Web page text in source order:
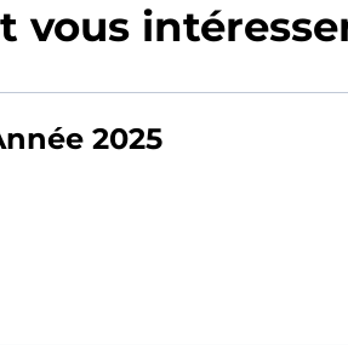
vous
2025